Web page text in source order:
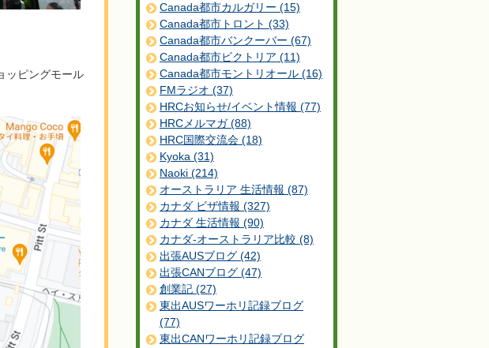
ッピングモール
Canada都市カルガリー (15)
Canada都市トロント (33)
Canada都市バンクーバー (67)
Canada都市ビクトリア (11)
Canada都市モントリオール (16)
FMラジオ (37)
HRCお知らせ/イベント情報 (77)
HRCメルマガ (88)
HRC国際交流会 (18)
Kyoka (31)
Naoki (214)
オーストラリア 生活情報 (87)
カナダ ビザ情報 (327)
カナダ 生活情報 (90)
カナダ-オーストラリア比較 (8)
出張AUSブログ (42)
出張CANブログ (47)
創業記 (27)
東出AUSワーホリ記録ブログ
(77)
東出CANワーホリ記録ブログ